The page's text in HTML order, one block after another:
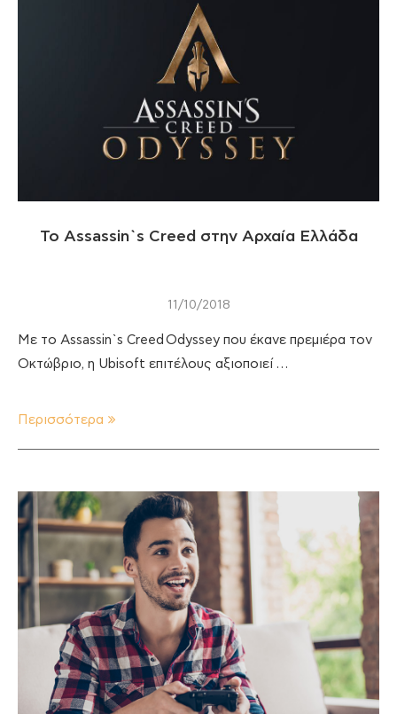
Το Assassin`s Creed στην Αρχαία Ελλάδα
11/10/2018
Με το Assassin`s Creed Odyssey που έκανε πρεμιέρα τον
Οκτώβριο, η Ubisoft επιτέλους αξιοποιεί …
Περισσότερα